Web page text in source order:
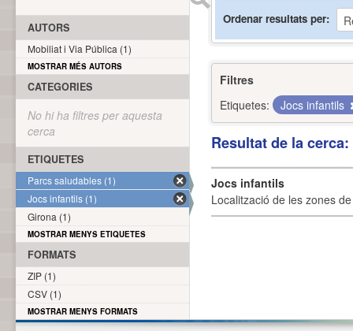
Ordenar resultats per
Filtres
Etiquetes:
Jocs infantils
Resultat de la
Jocs infantils
Localització de les zones
AUTORS
Mobiliat i Via Pública (1)
MOSTRAR MÉS AUTORS
CATEGORIES
No hi ha filtres per aquesta
cerca
ETIQUETES
Parcs saludables (1)
Jocs infantils (1)
Girona (1)
MOSTRAR MENYS ETIQUETES
FORMATS
ZIP (1)
CSV (1)
MOSTRAR MENYS FORMATS